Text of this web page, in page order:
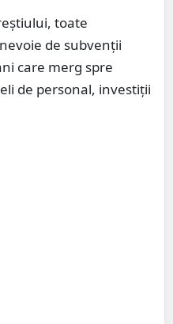
toate
de subvenții
care merg spre
de personal, investiții